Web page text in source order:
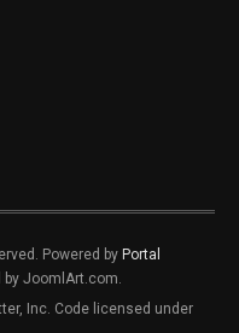
Powered by Portal
by JoomlArt.com.
Inc. Code licensed under